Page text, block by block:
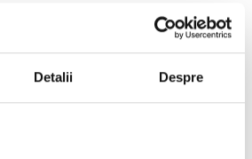
Detalii Despre